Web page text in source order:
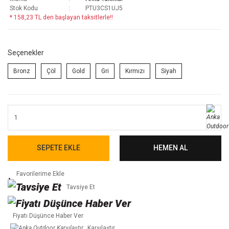
Stok Kodu
PTU3CS1UJ5
* 158,23 TL den başlayan taksitlerle!!
Seçenekler
Bronz Çöl Gold Gri Kırmızı Siyah
SEPETE EKLE HEMEN AL
Tavsiye Et
Fiyatı Düşünce Haber Ver